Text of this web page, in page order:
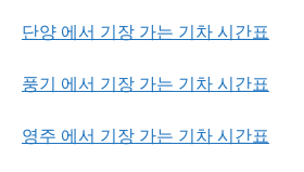
단양 에서 기장 가는 기차 시간표
풍기 에서 기장 가는 기차 시간표
영주 에서 기장 가는 기차 시간표